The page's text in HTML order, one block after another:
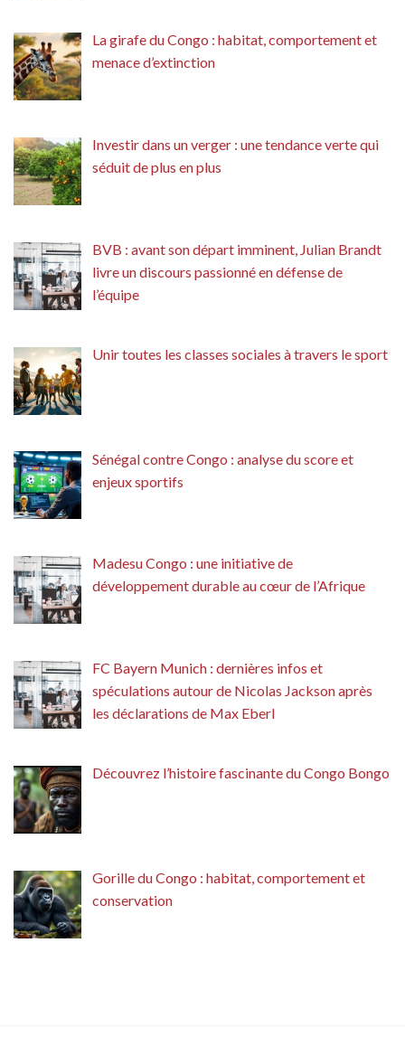
La girafe du Congo : habitat, comportement et
menace d’extinction
Investir dans un verger : une tendance verte qui
séduit de plus en plus
BVB : avant son départ imminent, Julian Brandt
livre un discours passionné en défense de
l’équipe
Unir toutes les classes sociales à travers le sport
Sénégal contre Congo : analyse du score et
enjeux sportifs
Madesu Congo : une initiative de
développement durable au cœur de l’Afrique
FC Bayern Munich : dernières infos et
spéculations autour de Nicolas Jackson après
les déclarations de Max Eberl
Découvrez l’histoire fascinante du Congo Bongo
Gorille du Congo : habitat, comportement et
conservation